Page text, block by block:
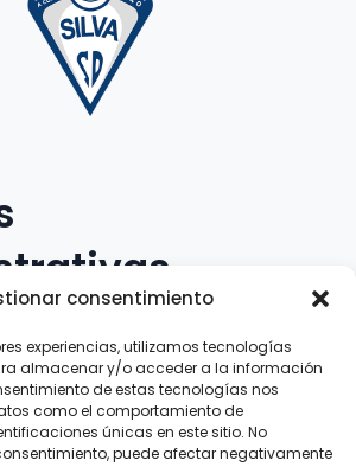
consentimiento
experiencias, utilizamos tecnologías
almacenar y/o acceder a la información
de estas tecnologías nos
como el comportamiento de
únicas en este sitio. No
puede afectar negativamente
12
· España